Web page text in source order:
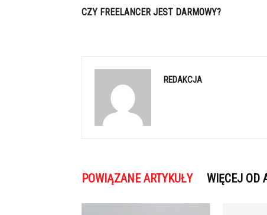
CZY FREELANCER JEST DARMOWY?
REDAKCJA
POWIĄZANE ARTYKUŁY WIĘCEJ OD